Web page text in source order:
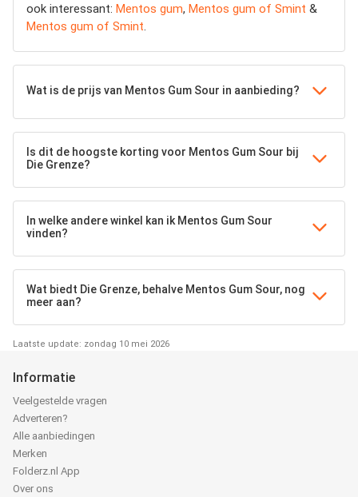
ook interessant: Mentos gum, Mentos gum of Smint &
Mentos gum of Smint
Wat is de prijs van Mentos Gum Sour in aanbieding?
Is dit de hoogste korting voor Mentos Gum Sour bij
Die Grenze?
In welke andere winkel kan ik Mentos Gum Sour
vinden?
Wat biedt Die Grenze, behalve Mentos Gum Sour, nog
meer aan?
Laatste update: zondag 10 mei 2026
Informatie
Veelgestelde vragen
Adverteren?
Alle aanbiedingen
Merken
Folderz.nl App
Over ons